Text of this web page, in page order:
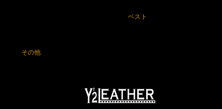
ベスト
その他